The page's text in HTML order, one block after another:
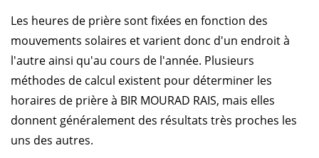
Les heures de prière sont fixées en fonction des
mouvements solaires et varient donc d'un endroit à
l'autre ainsi qu'au cours de l'année. Plusieurs
méthodes de calcul existent pour déterminer les
horaires de prière à BIR MOURAD RAIS, mais elles
donnent généralement des résultats très proches les
uns des autres.